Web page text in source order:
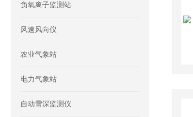
负氧离子监测站
风速风向仪
农业气象站
电力气象站
自动雪深监测仪